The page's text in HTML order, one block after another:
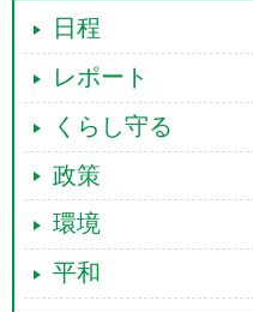
日程
レポート
くらし守る
政策
環境
平和